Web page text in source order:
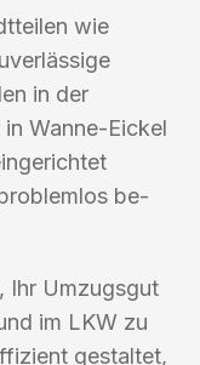
wie
in der
Wanne-Eickel
be-
Ihr Umzugsgut
im LKW zu
gestaltet,